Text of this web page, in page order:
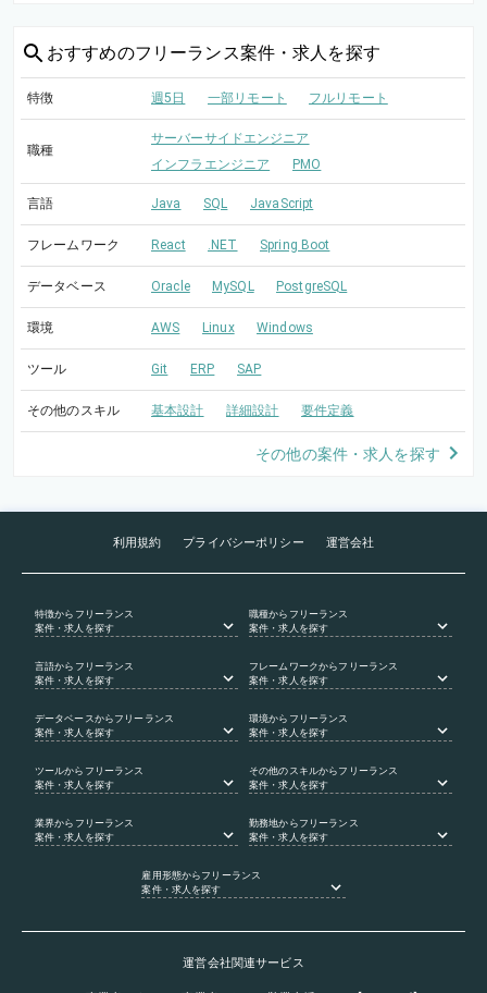
おすすめのフリーランス案件・求人を探す
特徴 週5日 一部リモート フルリモート
職種
サーバーサイドエンジニア
インフラエンジニア
PMO
言語 Java SQL JavaScript
フレームワーク React .NET Spring Boot
データベース Oracle MySQL PostgreSQL
環境 AWS Linux Windows
ツール Git ERP SAP
その他のスキル 基本設計 詳細設計 要件定義
その他の案件・求人を探す
利用規約 プライバシーポリシー 運営会社
特徴からフリーランス
案件・求人を探す
職種からフリーランス
案件・求人を探す
言語からフリーランス
案件・求人を探す
フレームワークからフリーランス
案件・求人を探す
データベース からフリーランス
案件・求人を探す
環境からフリーランス
案件・求人を探す
ツールからフリーランス
案件・求人を探す
その他のスキルからフリーランス
案件・求人を探す
業界からフリーランス
案件・求人を探す
勤務地からフリーランス
案件・求人を探す
雇用形態からフリーランス
案件・求人を探す
運営会社関連サービス